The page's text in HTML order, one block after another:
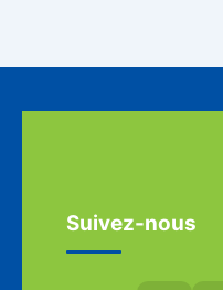
Suivez-nous